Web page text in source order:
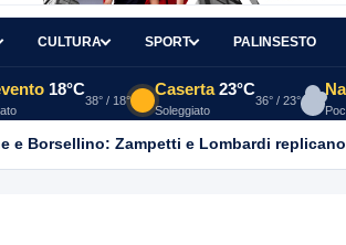
CULTURA SPORT PALINSESTO
18°C
38° / 18°
Caserta 23°C
Soleggiato
36° / 23°
suo appartamento in una pozza di